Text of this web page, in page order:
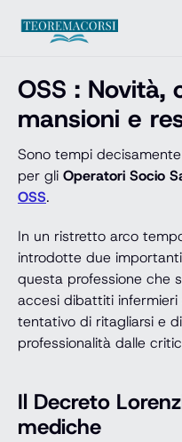
OSS : Novità,
mansioni e
Sono tempi
per gli Operatori Socio
OSS.
In un ristretto arco
introdotte due
questa professione che
accesi dibattiti infermieri
tentativo di ritagliarsi e
professionalità dalle
Il Decreto
mediche